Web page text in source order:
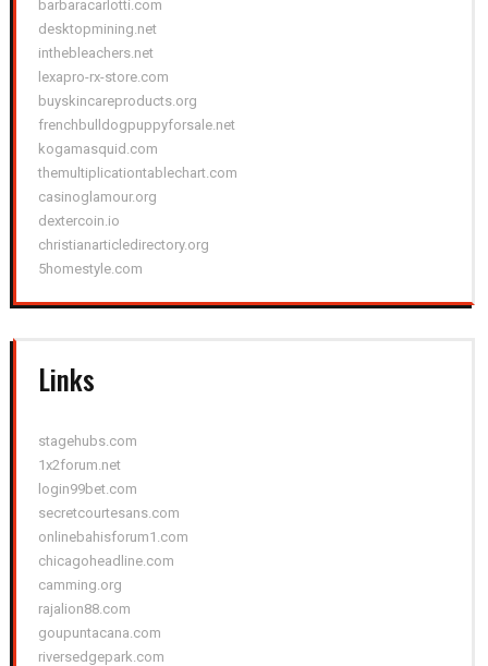
barbaracarlotti.com
desktopmining.net
inthebleachers.net
lexapro-rx-store.com
buyskincareproducts.org
frenchbulldogpuppyforsale.net
kogamasquid.com
themultiplicationtablechart.com
casinoglamour.org
dextercoin.io
christianarticledirectory.org
5homestyle.com
Links
stagehubs.com
1x2forum.net
login99bet.com
secretcourtesans.com
onlinebahisforum1.com
chicagoheadline.com
camming.org
rajalion88.com
goupuntacana.com
riversedgepark.com